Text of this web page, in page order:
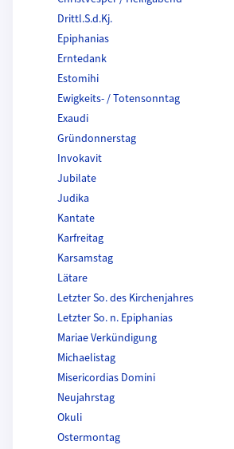
Drittl.S.d.Kj.
Epiphanias
Erntedank
Estomihi
Ewigkeits- / Totensonntag
Exaudi
Gründonnerstag
Invokavit
Jubilate
Judika
Kantate
Karfreitag
Karsamstag
Lätare
Letzter So. des Kirchenjahres
Letzter So. n. Epiphanias
Mariae Verkündigung
Michaelistag
Misericordias Domini
Neujahrstag
Okuli
Ostermontag